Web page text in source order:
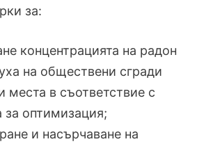
за:
концентрацията на радон
на обществени сгради
места в съответствие с
за оптимизация;
и насърчаване на